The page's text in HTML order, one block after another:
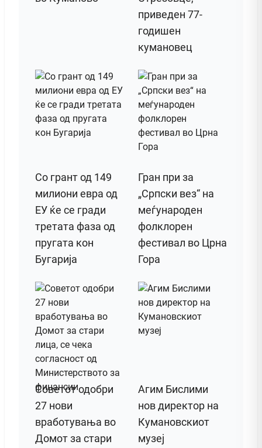
приведен 77-
годишен
кумановец
Со грант од 149
милиони евра од
ЕУ ќе се гради
третата фаза од
пругата кон
Бугарија
Гран при за
„Српски вез“ на
меѓународен
фолклорен
фестивал во Црна
Гора
Советот одобри
27 нови
вработувања во
Домот за стари
Агим Бислими
нов директор на
Кумановскиот
музеј